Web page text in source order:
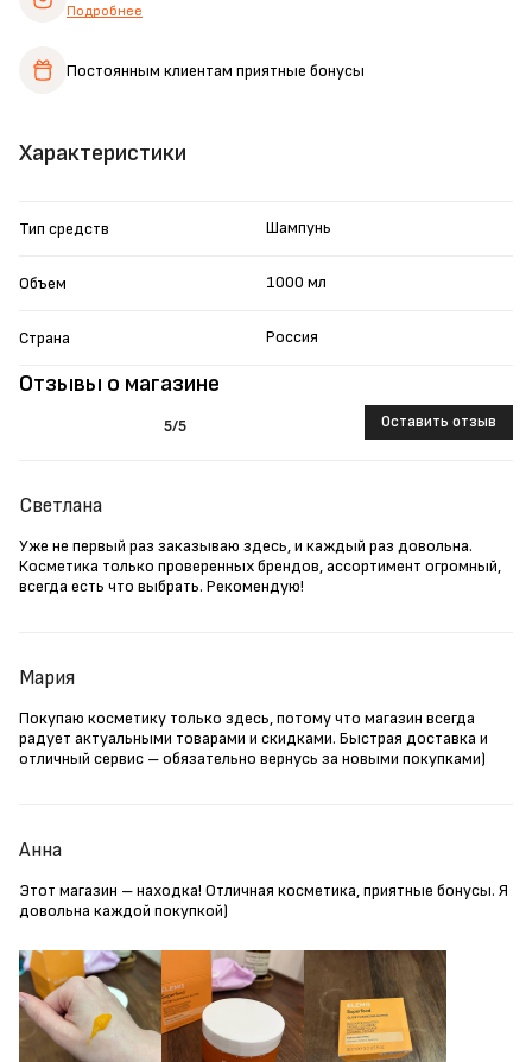
Отзывы о магазине
5/5 Оставить отзыв
Светлана
Уже не первый раз заказываю здесь, и каждый раз довольна.
Косметика только проверенных брендов, ассортимент огромный,
всегда есть что выбрать. Рекомендую!
Мария
Покупаю косметику только здесь, потому что магазин всегда
радует актуальными товарами и скидками. Быстрая доставка и
отличный сервис – обязательно вернусь за новыми покупками)
Анна
Этот магазин – находка! Отличная косметика, приятные бонусы. Я
довольна каждой покупкой)
Характеристики
Тип средств Шампунь
Объем 1000 мл
Страна Россия
Подробнее
Постоянным клиентам приятные бонусы